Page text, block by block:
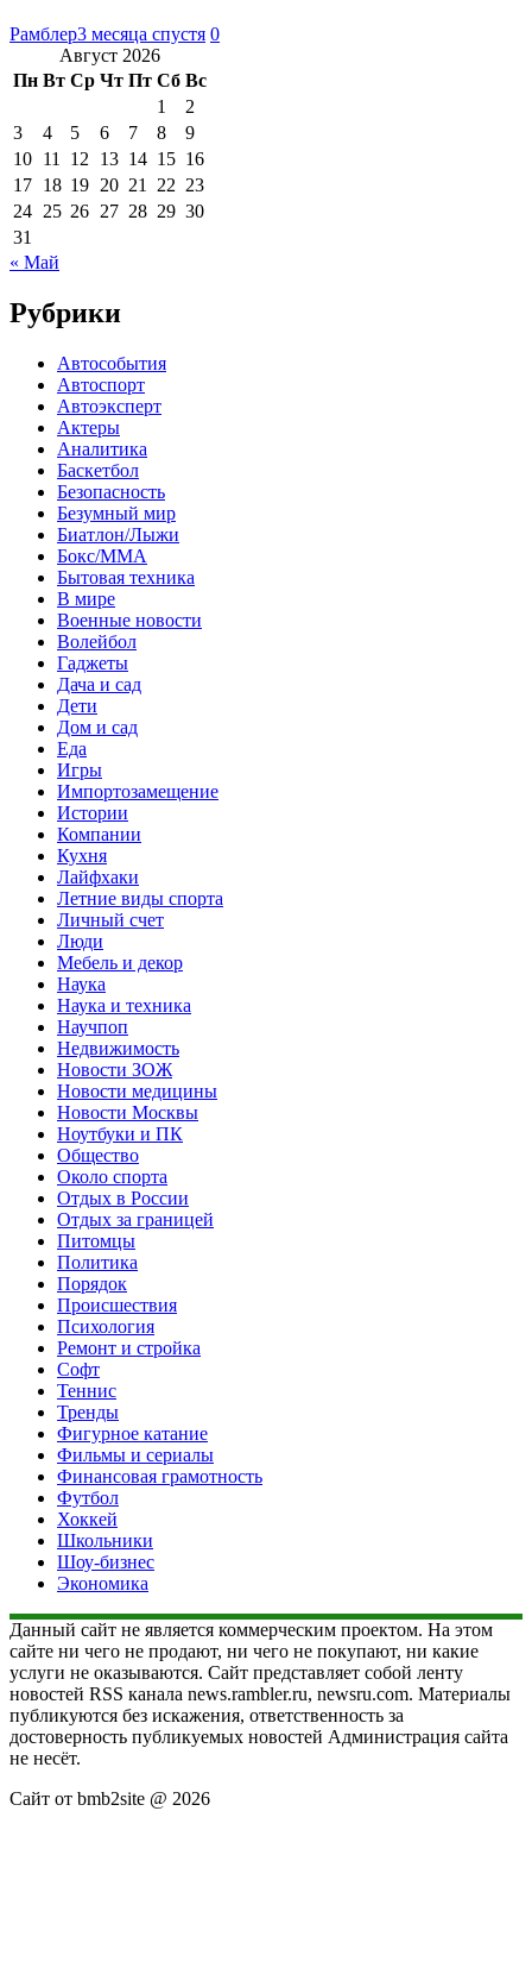
Рамблер3 месяца спустя 0
Август 2026
Пн Вт Ср Чт Пт Сб Вс
1
2
3
4 5 6 7 8
9
10 11 12 13 14 15 16
17 18 19 20 21 22 23
24 25 26 27 28 29 30
31
« Май
Рубрики
Автособытия
Автоспорт
Автоэксперт
Актеры
Аналитика
Баскетбол
Безопасность
Безумный мир
Биатлон/Лыжи
Бокс/MMA
Бытовая техника
В мире
Военные новости
Волейбол
Гаджеты
Дача и сад
Дети
Дом и сад
Еда
Игры
Импортозамещение
Истории
Компании
Кухня
Лайфхаки
Летние виды спорта
Личный счет
Люди
Мебель и декор
Наука
Наука и техника
Научпоп
Недвижимость
Новости ЗОЖ
Новости медицины
Новости Москвы
Ноутбуки и ПК
Общество
Около спорта
Отдых в России
Отдых за границей
Питомцы
Политика
Порядок
Происшествия
Психология
Ремонт и стройка
Софт
Теннис
Тренды
Фигурное катание
Фильмы и сериалы
Финансовая грамотность
Футбол
Хоккей
Школьники
Шоу-бизнес
Экономика
Данный сайт не является коммерческим проектом. На этом
сайте ни чего не продают, ни чего не покупают, ни какие
услуги не оказываются. Сайт представляет собой ленту
новостей RSS канала news.rambler.ru, newsru.com. Материалы
публикуются без искажения, ответственность за
достоверность публикуемых новостей Администрация сайта
не несёт.
Сайт от bmb2site @ 2026